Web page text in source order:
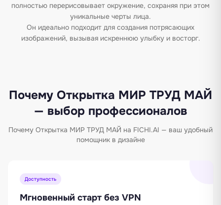
полностью перерисовывает окружение, сохраняя при этом
уникальные черты лица.
Он идеально подходит для создания потрясающих
изображений, вызывая искреннюю улыбку и восторг.
Почему Открытка МИР ТРУД МАЙ
— выбор профессионалов
Почему Открытка МИР ТРУД МАЙ на FICHI.AI — ваш удобный
помощник в дизайне
Доступность
Мгновенный старт без VPN